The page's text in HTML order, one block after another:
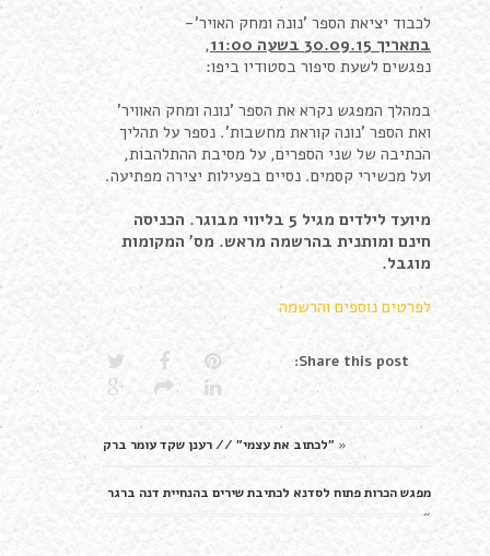
לכבוד יציאת הספר 'נונה ומחק האויר'-
בתאריך 30.09.15
בשעה 11:00
,
נפגשים לשעת סיפור בסטודיו ביפו:
במהלך המפגש נקרא את הספר 'נונה ומחק האוויר'
ואת הספר 'נונה קוראת מחשבות'. נספר על תהליך
הכתיבה של שני הספרים, על מסיבת ההתלהבות,
ועל מכשירי קסמים. נסיים בפעילות יצירה מפתיעה.
מיועד לילדים מגיל 5 בליווי מבוגר. הכניסה
חינם ומותנית בהרשמה מראש. מס' המקומות
מוגבל.
לפרטים נוספים והרשמה
Share this post:
« "לכתוב את עצמי" // רענן שקד עומר ברק
מפגש הכרות פתוח לסדנא לכתיבת שירים בהנחיית דנה ברגר
»